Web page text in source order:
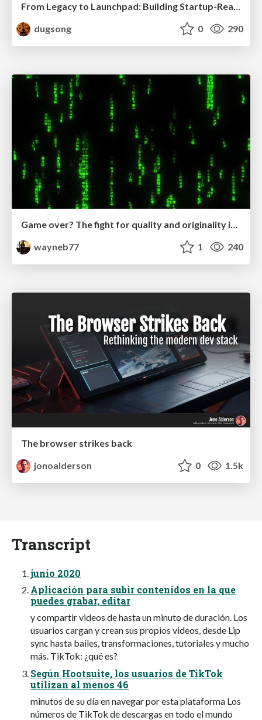
From Legacy to Launchpad: Building Startup-Ready Communities
dugsong
0 290
Game over? The fight for quality and originality in the time of robots
wayneb77
1 240
The browser strikes back
jonoalderson
0 1.5k
Transcript
junio 2020
Aplicación para subir contenidos en la que
puedes grabar, editar
y compartir videos de hasta un minuto de duración. Los
usuarios cargan y crean sus propios videos, desde Lip
sync hasta bailes, transformaciones, tutoriales y mucho
más. TikTok: ¿qué es?
Según Hootsuite, los usuarios de TikTok
utilizan al menos 46
minutos de su día en navegar por esta plataforma Los
números de TikTok de descargas en todo el mundo